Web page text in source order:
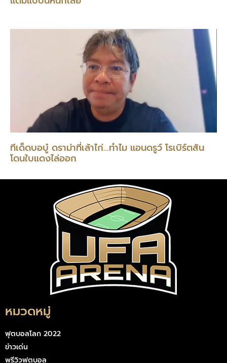
ทีเด็ดบอบู๋ ดราม่าที่เล้าไก่…ทำไม แอนดรูว์ โรเบิร์ตสัน
โดนใบแดงไล่ออก
หมวดหมู่
ฟุตบอลโลก 2022
ข่าวเด่น
พรีวิวฟุตบอล